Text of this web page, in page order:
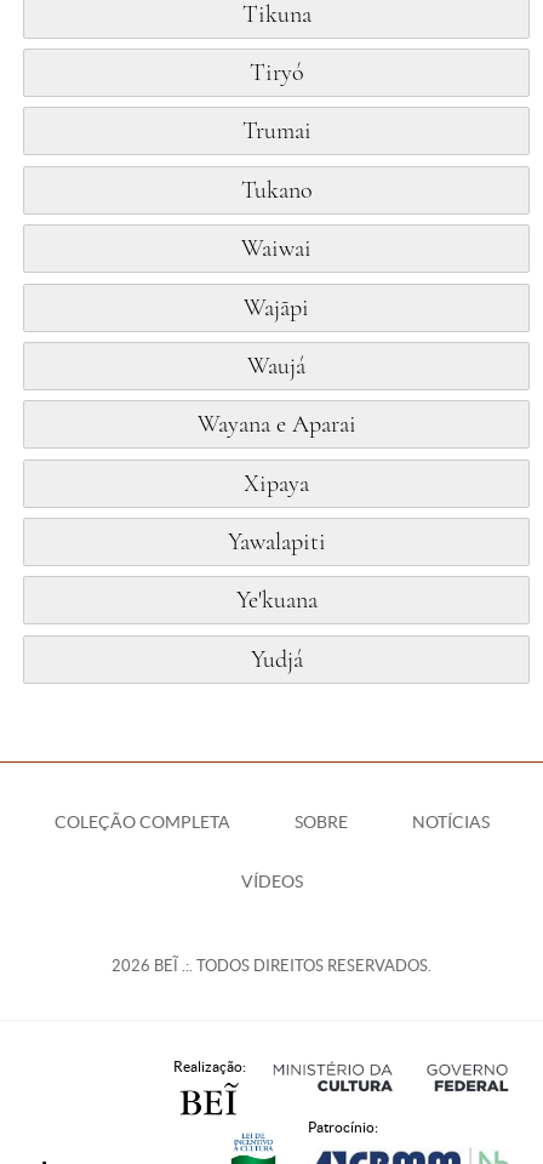
Tikuna
Tiryó
Trumai
Tukano
Waiwai
Wajãpi
Waujá
Wayana e Aparai
Xipaya
Yawalapiti
Ye'kuana
Yudjá
COLEÇÃO COMPLETA SOBRE NOTÍCIAS
VÍDEOS
2026 BEĨ .:. TODOS DIREITOS RESERVADOS.